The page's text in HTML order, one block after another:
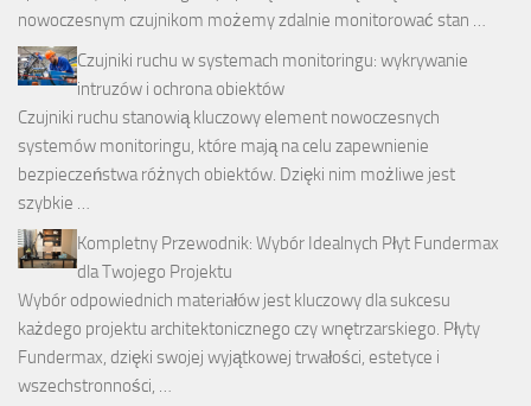
nowoczesnym czujnikom możemy zdalnie monitorować stan …
Czujniki ruchu w systemach monitoringu: wykrywanie
intruzów i ochrona obiektów
Czujniki ruchu stanowią kluczowy element nowoczesnych
systemów monitoringu, które mają na celu zapewnienie
bezpieczeństwa różnych obiektów. Dzięki nim możliwe jest
szybkie …
Kompletny Przewodnik: Wybór Idealnych Płyt Fundermax
dla Twojego Projektu
Wybór odpowiednich materiałów jest kluczowy dla sukcesu
każdego projektu architektonicznego czy wnętrzarskiego. Płyty
Fundermax, dzięki swojej wyjątkowej trwałości, estetyce i
wszechstronności, …